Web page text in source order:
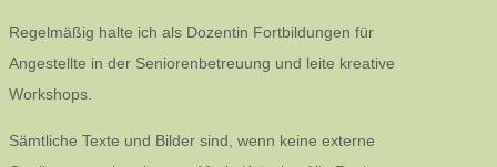
Regelmäßig halte ich als Dozentin Fortbildungen für
Angestellte in der Seniorenbetreuung und leite kreative
Workshops.
Sämtliche Texte und Bilder sind, wenn keine externe